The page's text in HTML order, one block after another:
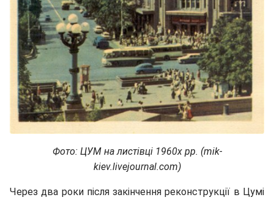
Фото: ЦУМ на листівці 1960х рр. (mik-
kiev.livejournal.com)
Через два роки після закінчення реконструкції в Цумі